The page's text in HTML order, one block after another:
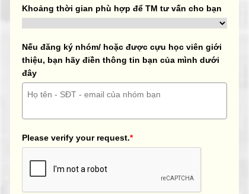
Khoảng thời gian phù hợp để TM tư vấn cho bạn
Nếu đăng ký nhóm/ hoặc được cựu học viên giới
thiệu, bạn hãy điền thông tin bạn của mình dưới
đây
Please verify your request.*